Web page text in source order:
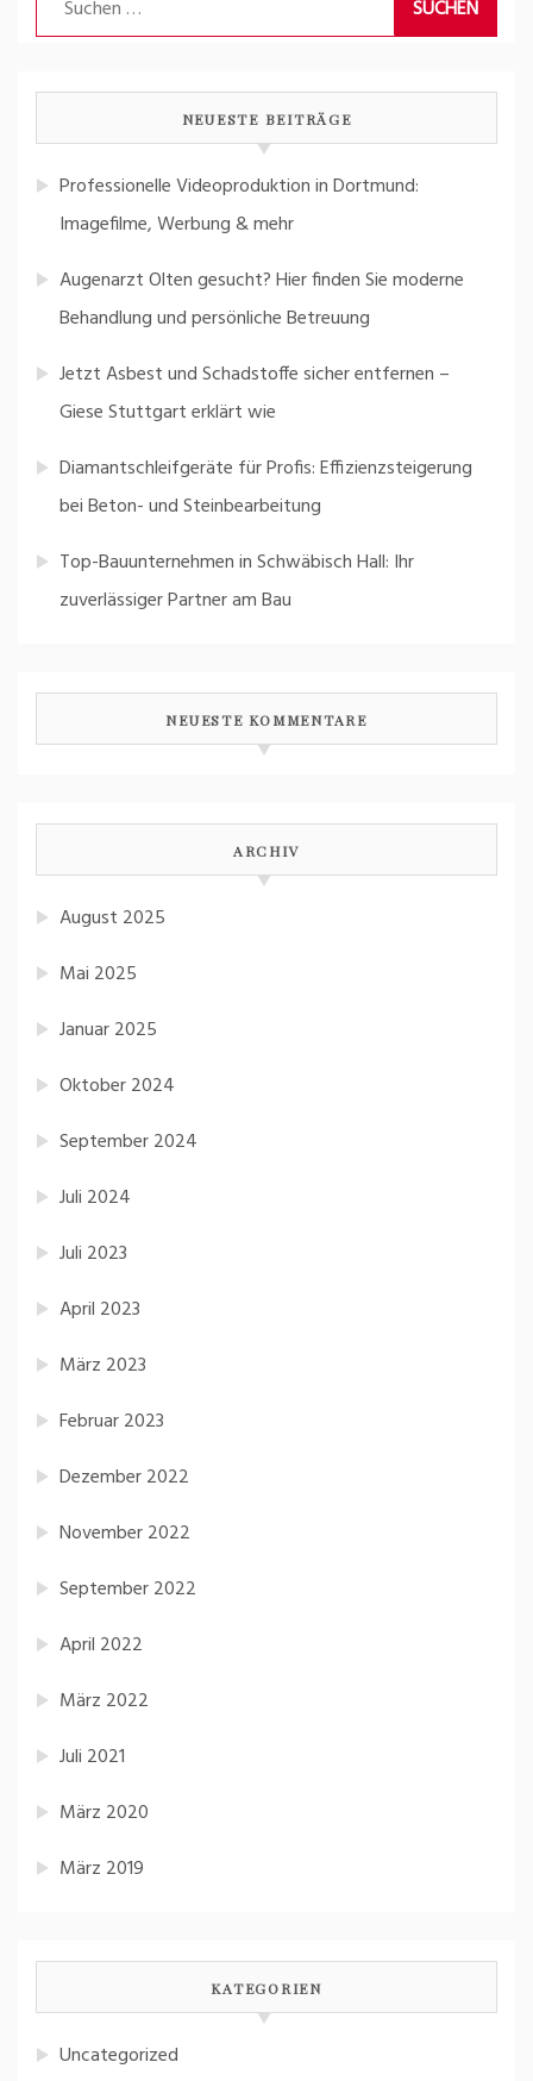
nach:
NEUESTE BEITRÄGE
Professionelle Videoproduktion in Dortmund:
Imagefilme, Werbung & mehr
Augenarzt Olten gesucht? Hier finden Sie moderne
Behandlung und persönliche Betreuung
Jetzt Asbest und Schadstoffe sicher entfernen –
Giese Stuttgart erklärt wie
Diamantschleifgeräte für Profis: Effizienzsteigerung
bei Beton- und Steinbearbeitung
Top-Bauunternehmen in Schwäbisch Hall: Ihr
zuverlässiger Partner am Bau
NEUESTE KOMMENTARE
ARCHIV
August 2025
Mai 2025
Januar 2025
Oktober 2024
September 2024
Juli 2024
Juli 2023
April 2023
März 2023
Februar 2023
Dezember 2022
November 2022
September 2022
April 2022
März 2022
Juli 2021
März 2020
März 2019
KATEGORIEN
Uncategorized